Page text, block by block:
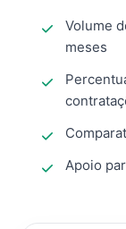
Volume
meses
Apoio